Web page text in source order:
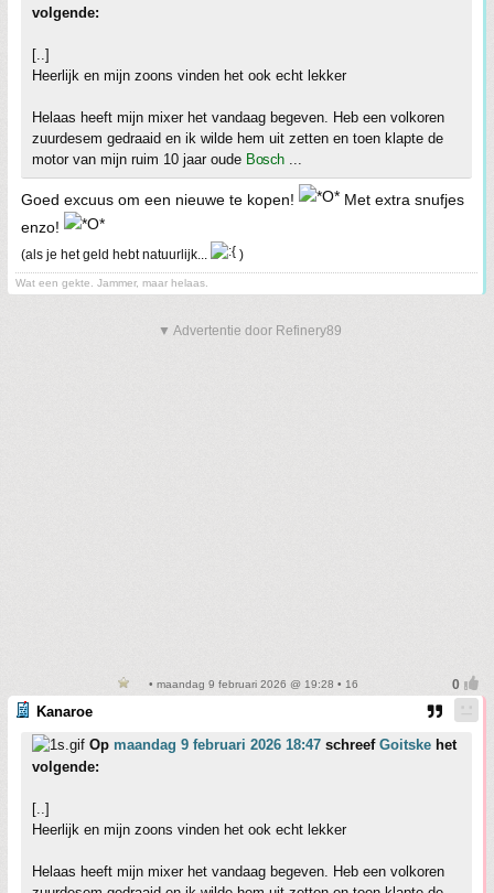
volgende:
[..]
Heerlijk en mijn zoons vinden het ook echt lekker
Helaas heeft mijn mixer het vandaag begeven. Heb een volkoren
zuurdesem gedraaid en ik wilde hem uit zetten en toen klapte de
motor van mijn ruim 10 jaar oude Bosch...
Goed excuus om een nieuwe te kopen!
Met extra snufjes
enzo!
(als je het geld hebt natuurlijk... )
Wat een gekte. Jammer, maar helaas.
▼ Advertentie door Refinery89
• maandag 9 februari 2026 @ 19:28 • 16
Kanaroe
Op maandag 9 februari 2026 18:47 schreef Goitske het
volgende:
[..]
Heerlijk en mijn zoons vinden het ook echt lekker
Helaas heeft mijn mixer het vandaag begeven. Heb een volkoren